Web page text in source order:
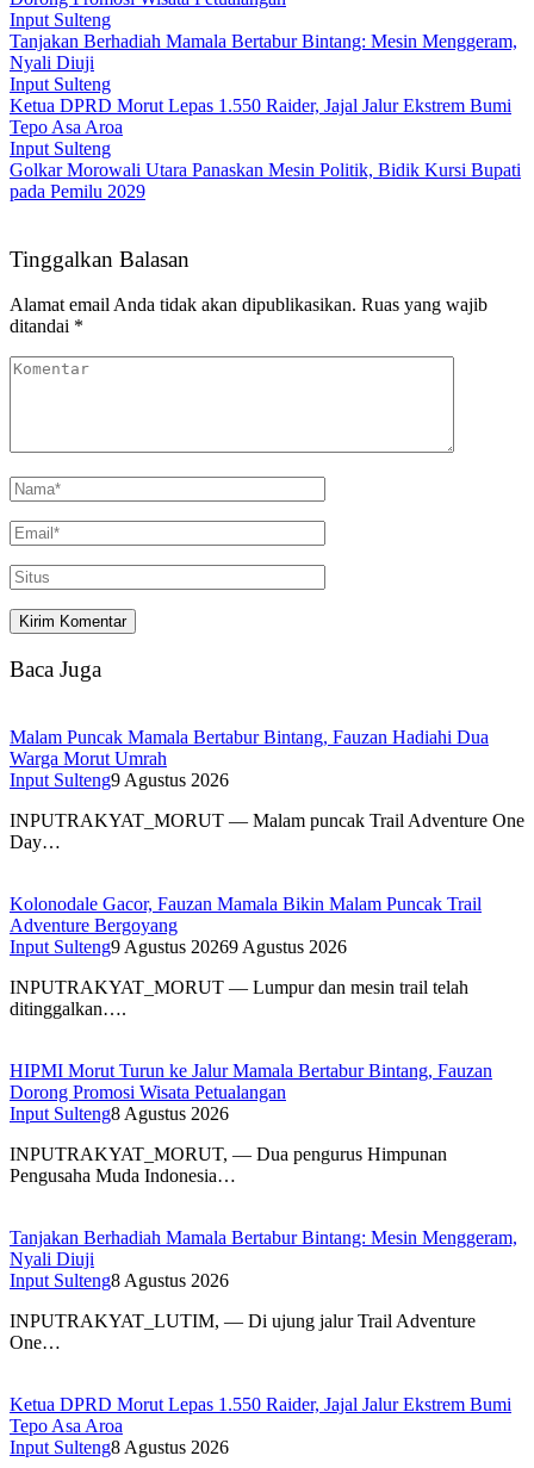
Input Sulteng
Tanjakan Berhadiah Mamala Bertabur Bintang: Mesin Menggeram,
Nyali Diuji
Input Sulteng
Ketua DPRD Morut Lepas 1.550 Raider, Jajal Jalur Ekstrem Bumi
Tepo Asa Aroa
Input Sulteng
Golkar Morowali Utara Panaskan Mesin Politik, Bidik Kursi Bupati
pada Pemilu 2029
Tinggalkan Balasan
Alamat email Anda tidak akan dipublikasikan. Ruas yang wajib
ditandai *
Baca Juga
Malam Puncak Mamala Bertabur Bintang, Fauzan Hadiahi Dua
Warga Morut Umrah
Input Sulteng9 Agustus 2026
INPUTRAKYAT_MORUT — Malam puncak Trail Adventure One
Day…
Kolonodale Gacor, Fauzan Mamala Bikin Malam Puncak Trail
Adventure Bergoyang
Input Sulteng9 Agustus 20269 Agustus 2026
INPUTRAKYAT_MORUT — Lumpur dan mesin trail telah
ditinggalkan….
HIPMI Morut Turun ke Jalur Mamala Bertabur Bintang, Fauzan
Dorong Promosi Wisata Petualangan
Input Sulteng8 Agustus 2026
INPUTRAKYAT_MORUT, — Dua pengurus Himpunan
Pengusaha Muda Indonesia…
Tanjakan Berhadiah Mamala Bertabur Bintang: Mesin Menggeram,
Nyali Diuji
Input Sulteng8 Agustus 2026
INPUTRAKYAT_LUTIM, — Di ujung jalur Trail Adventure
One…
Ketua DPRD Morut Lepas 1.550 Raider, Jajal Jalur Ekstrem Bumi
Tepo Asa Aroa
Input Sulteng8 Agustus 2026